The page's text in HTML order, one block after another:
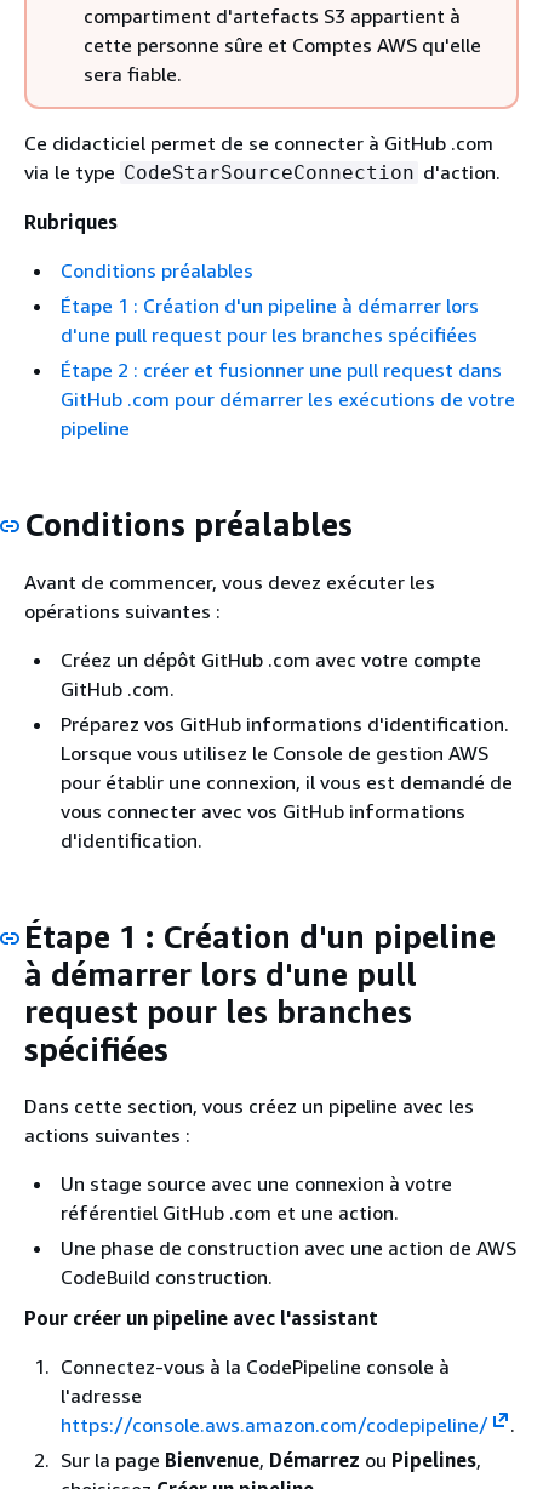
compartiment d'artefacts S3 appartient à
cette personne sûre et Comptes AWS qu'elle
sera fiable.
Ce didacticiel permet de se connecter à GitHub .com
via le type CodeStarSourceConnection d'action.
Rubriques
Conditions préalables
Étape 1 : Création d'un pipeline à démarrer lors
d'une pull request pour les branches spécifiées
Étape 2 : créer et fusionner une pull request dans
GitHub .com pour démarrer les exécutions de votre
pipeline
Conditions préalables
Avant de commencer, vous devez exécuter les
opérations suivantes :
Créez un dépôt GitHub .com avec votre compte
GitHub .com.
Préparez vos GitHub informations d'identification.
Lorsque vous utilisez le Console de gestion AWS
pour établir une connexion, il vous est demandé de
vous connecter avec vos GitHub informations
d'identification.
Étape 1 : Création d'un pipeline
à démarrer lors d'une pull
request pour les branches
spécifiées
Dans cette section, vous créez un pipeline avec les
actions suivantes :
Un stage source avec une connexion à votre
référentiel GitHub .com et une action.
Une phase de construction avec une action de AWS
CodeBuild construction.
Pour créer un pipeline avec l'assistant
Connectez-vous à la CodePipeline console à
l'adresse
https://console.aws.amazon.com/codepipeline/
.
Sur la page Bienvenue, Démarrez ou Pipelines,